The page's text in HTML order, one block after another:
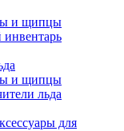
и щипцы
и щипцы
льда
для